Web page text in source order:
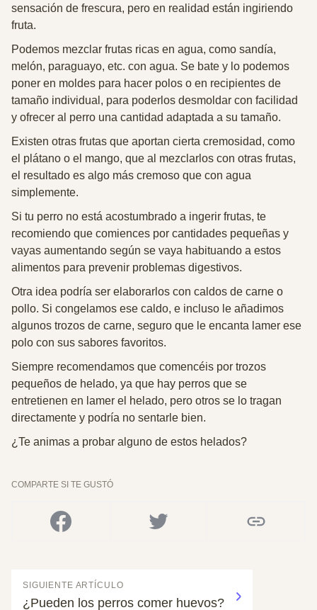
sensación de frescura, pero en realidad están ingiriendo
fruta.
Podemos mezclar frutas ricas en agua, como sandía,
melón, paraguayo, etc. con agua. Se bate y lo podemos
poner en moldes para hacer polos o en recipientes de
tamaño individual, para poderlos desmoldar con facilidad
y ofrecer al perro una cantidad adaptada a su tamaño.
Existen otras frutas que aportan cierta cremosidad, como
el plátano o el mango, que al mezclarlos con otras frutas,
el resultado es algo más cremoso que con agua
simplemente.
Si tu perro no está acostumbrado a ingerir frutas, te
recomiendo que comiences por cantidades pequeñas y
vayas aumentando según se vaya habituando a estos
alimentos para prevenir problemas digestivos.
Otra idea podría ser elaborarlos con caldos de carne o
pollo. Si congelamos ese caldo, e incluso le añadimos
algunos trozos de carne, seguro que le encanta lamer ese
polo con sus sabores favoritos.
Siempre recomendamos que comencéis por trozos
pequeños de helado, ya que hay perros que se
entretienen en lamer el helado, pero otros se lo tragan
directamente y podría no sentarle bien.
¿Te animas a probar alguno de estos helados?
COMPARTE SI TE GUSTÓ
SIGUIENTE ARTÍCULO
¿Pueden los perros comer huevos?